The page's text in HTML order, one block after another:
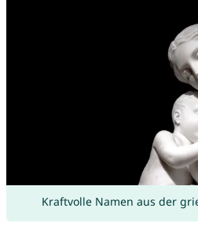
Kraftvolle Namen aus der